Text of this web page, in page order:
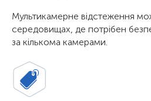
Мультикамерне відстеження
середовищах, де потрібен
за кількома камерами.